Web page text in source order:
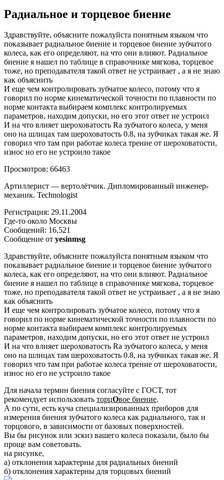
Радиальное и торцевое биение
Здравствуйте, объясните пожалуйста понятным языком что
показывает радиальное биение и торцевое биение зубчатого
колеса, как его определяют, на что они влияют. Радиальное
биение я нашел по таблице в справочнике мягкова, торцевое
тоже, но преподавателя такой ответ не устраивает , а я не знаю
как объяснить
И еще чем контролировать зубчатое колесо, потому что я
говорил по норме кинематической точности по плавности по
норме контакта выбираем комплекс контролируемых
параметров, находим допуски, но его этот ответ не устроил
И на что влияет шероховатость Ra зубчатого колеса, у меня
оно на шлицах там шероховатость 0.8, на зубчиках такая же. Я
говорил что там при работае колеса трение от шероховатости,
износ но его не устроило такое
Просмотров: 66463
Артиллерист — вертолётчик. Дипломированный инженер-
механик. Technologist
Регистрация: 29.11.2004
Где-то около Москвы
Сообщений: 16,521
Сообщение от yesinmsg
Здравствуйте, объясните пожалуйста понятным языком что
показывает радиальное биение и торцевое биение зубчатого
колеса, как его определяют, на что они влияют. Радиальное
биение я нашел по таблице в справочнике мягкова, торцевое
тоже, но преподавателя такой ответ не устраивает , а я не знаю
как объяснить
И еще чем контролировать зубчатое колесо, потому что я
говорил по норме кинематической точности по плавности по
норме контакта выбираем комплекс контролируемых
параметров, находим допуски, но его этот ответ не устроил
И на что влияет шероховатость Ra зубчатого колеса, у меня
оно на шлицах там шероховатость 0.8, на зубчиках такая же. Я
говорил что там при работае колеса трение от шероховатости,
износ но его не устроило такое
Для начала термин биения согласуйте с ГОСТ, тот
рекомендует использовать торцОвое биение.
А по сути, есть куча специализированных приборов для
измерения биения зубчатого колеса как радиального, так и
торцового, в зависимости от базовых поверхностей.
Вы бы рисунок или эскиз вашего колеса показали, было бы
проще вам советовать.
на рисунке,
а) отклонения характерны для радиальных биений
б) отклонения характерны для торцовых биений